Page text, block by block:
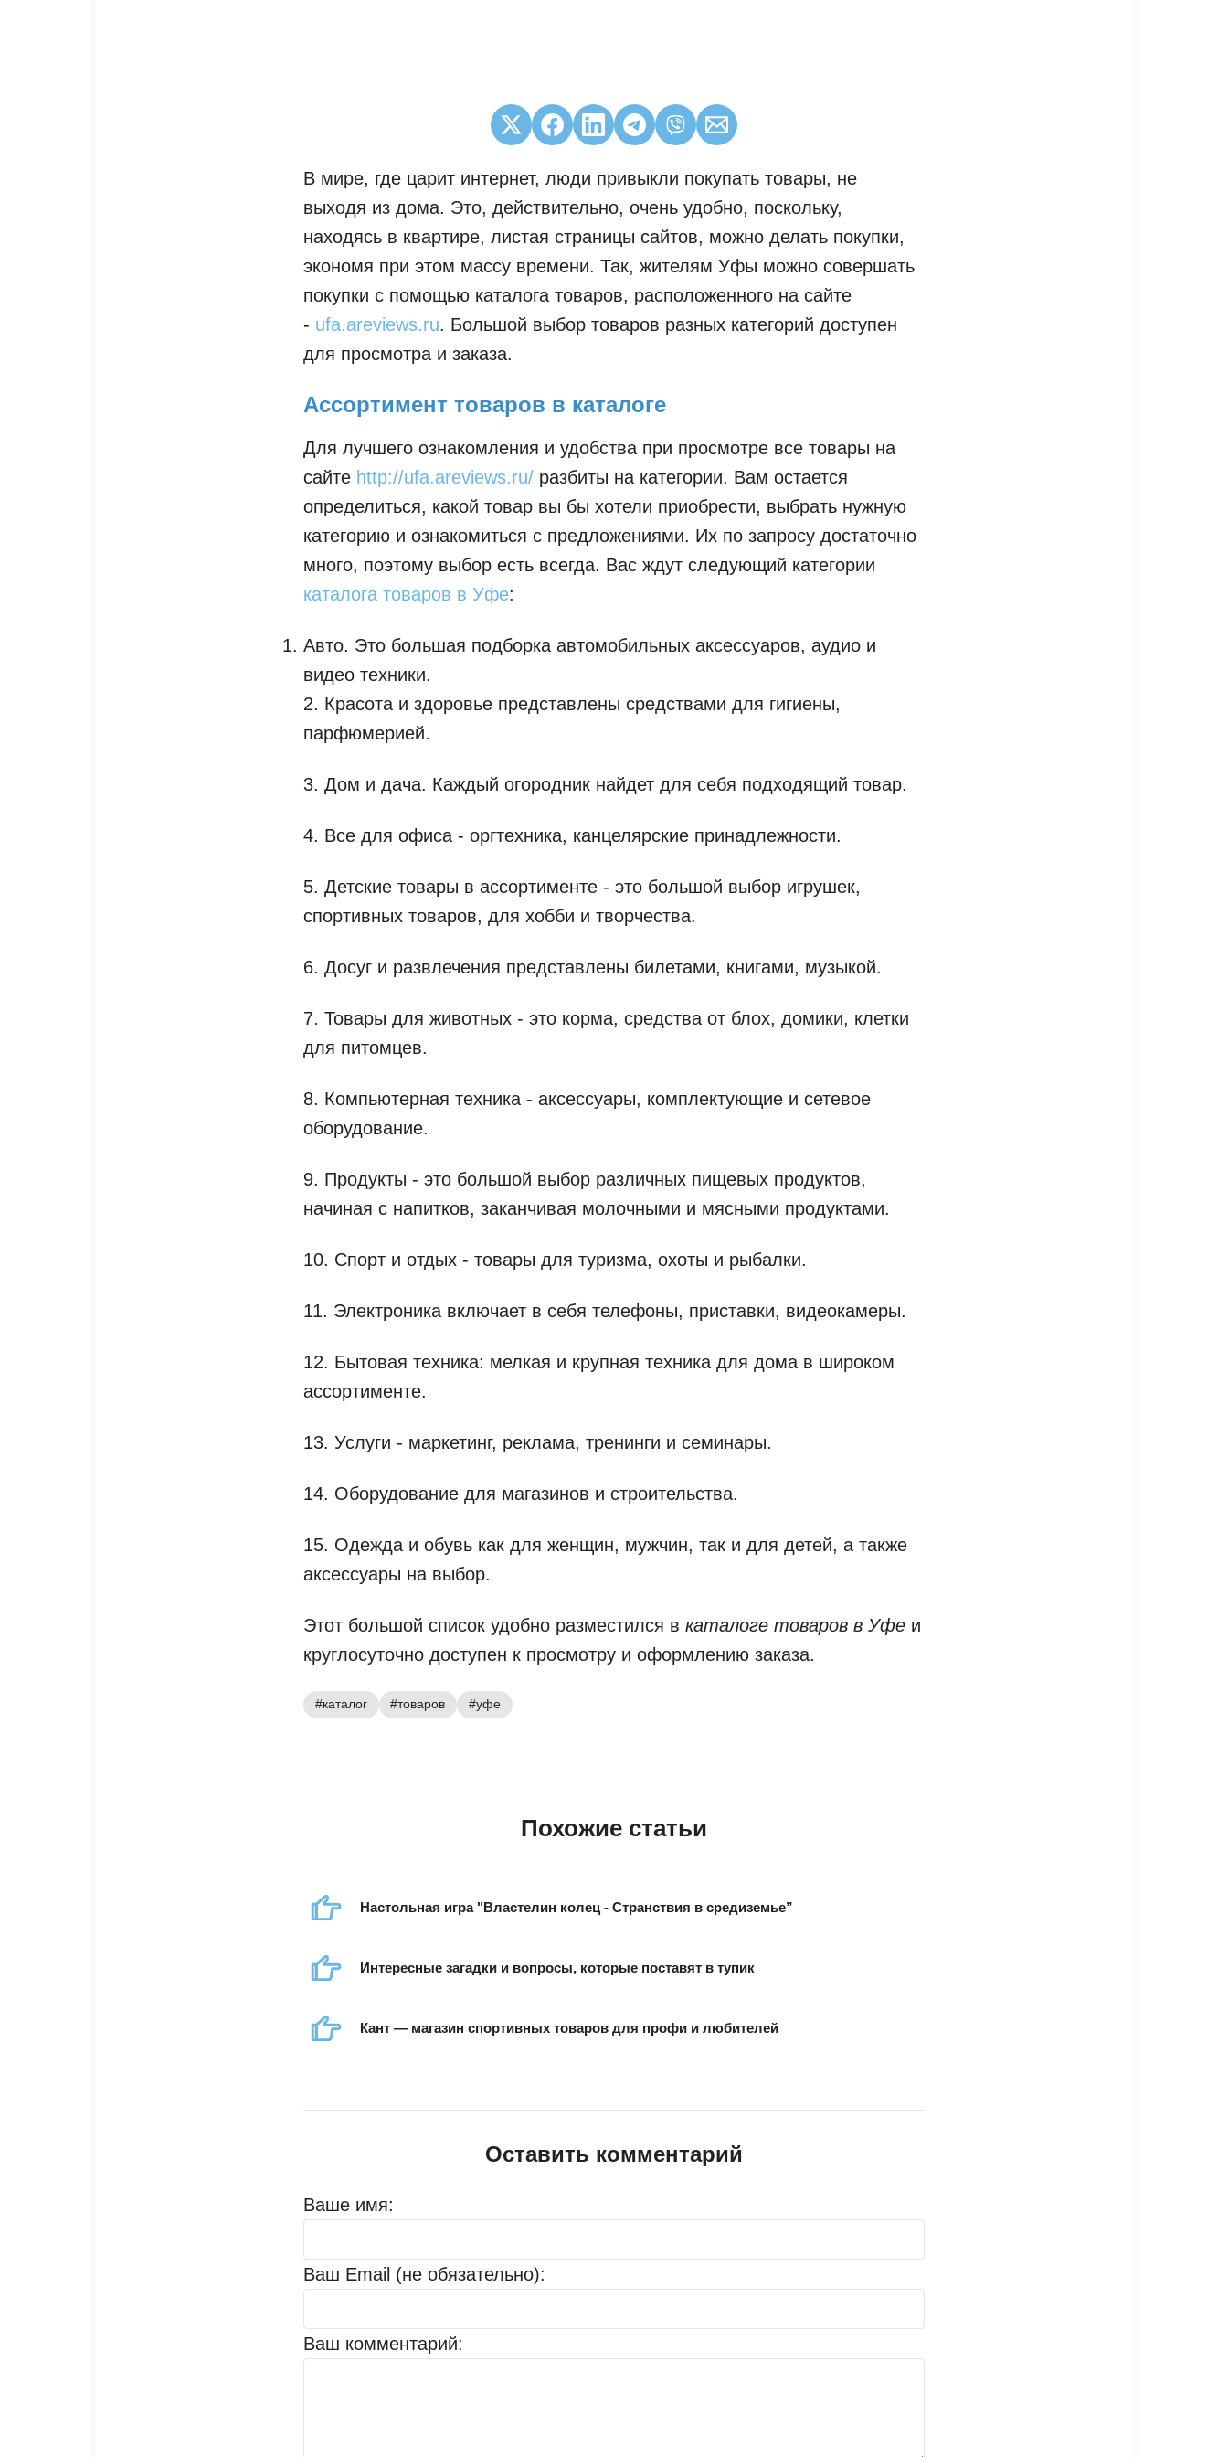
В мире, где царит интернет, люди привыкли покупать товары, не
выходя из дома. Это, действительно, очень удобно, поскольку,
находясь в квартире, листая страницы сайтов, можно делать покупки,
экономя при этом массу времени. Так, жителям Уфы можно совершать
покупки с помощью каталога товаров, расположенного на сайте
- ufa.areviews.ru. Большой выбор товаров разных категорий доступен
для просмотра и заказа.
Ассортимент товаров в каталоге
Для лучшего ознакомления и удобства при просмотре все товары на
сайте http://ufa.areviews.ru/ разбиты на категории. Вам остается
определиться, какой товар вы бы хотели приобрести, выбрать нужную
категорию и ознакомиться с предложениями. Их по запросу достаточно
много, поэтому выбор есть всегда. Вас ждут следующий категории
каталога товаров в Уфе:
Авто. Это большая подборка автомобильных аксессуаров, аудио и
видео техники.
2. Красота и здоровье представлены средствами для гигиены,
парфюмерией.
3. Дом и дача. Каждый огородник найдет для себя подходящий товар.
4. Все для офиса - оргтехника, канцелярские принадлежности.
5. Детские товары в ассортименте - это большой выбор игрушек,
спортивных товаров, для хобби и творчества.
6. Досуг и развлечения представлены билетами, книгами, музыкой.
7. Товары для животных - это корма, средства от блох, домики, клетки
для питомцев.
8. Компьютерная техника - аксессуары, комплектующие и сетевое
оборудование.
9. Продукты - это большой выбор различных пищевых продуктов,
начиная с напитков, заканчивая молочными и мясными продуктами.
10. Спорт и отдых - товары для туризма, охоты и рыбалки.
11. Электроника включает в себя телефоны, приставки, видеокамеры.
12. Бытовая техника: мелкая и крупная техника для дома в широком
ассортименте.
13. Услуги - маркетинг, реклама, тренинги и семинары.
14. Оборудование для магазинов и строительства.
15. Одежда и обувь как для женщин, мужчин, так и для детей, а также
аксессуары на выбор.
Этот большой список удобно разместился в каталоге товаров в Уфе и
круглосуточно доступен к просмотру и оформлению заказа.
#каталог #товаров #уфе
Похожие статьи
Настольная игра "Властелин колец - Странствия в средиземье”
Интересные загадки и вопросы, которые поставят в тупик
Кант — магазин спортивных товаров для профи и любителей
Оставить комментарий
Ваше имя:
Ваш Email (не обязательно):
Ваш комментарий: